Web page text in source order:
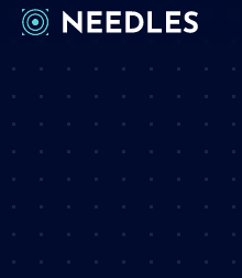
Werkwijze
Cases
Over ons